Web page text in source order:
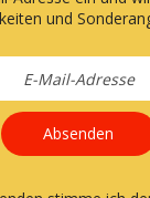
und
Absenden